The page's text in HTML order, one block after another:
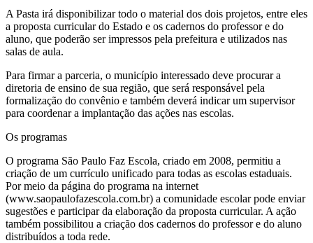
A Pasta irá disponibilizar todo o material dos dois projetos, entre eles
a proposta curricular do Estado e os cadernos do professor e do
aluno, que poderão ser impressos pela prefeitura e utilizados nas
salas de aula.
Para firmar a parceria, o município interessado deve procurar a
diretoria de ensino de sua região, que será responsável pela
formalização do convênio e também deverá indicar um supervisor
para coordenar a implantação das ações nas escolas.
Os programas
O programa São Paulo Faz Escola, criado em 2008, permitiu a
criação de um currículo unificado para todas as escolas estaduais.
Por meio da página do programa na internet
(www.saopaulofazescola.com.br) a comunidade escolar pode enviar
sugestões e participar da elaboração da proposta curricular. A ação
também possibilitou a criação dos cadernos do professor e do aluno
distribuídos a toda rede.